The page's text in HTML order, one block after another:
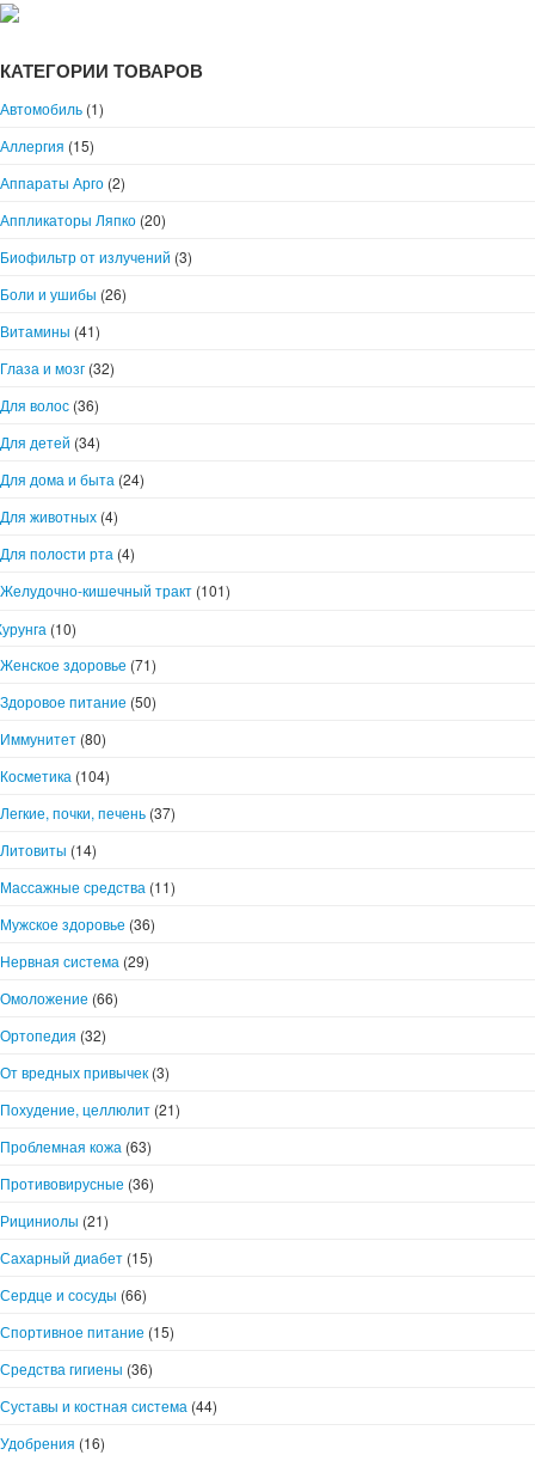
КАТЕГОРИИ ТОВАРОВ
Автомобиль (1)
Аллергия (15)
Аппараты Арго (2)
Аппликаторы Ляпко (20)
Биофильтр от излучений (3)
Боли и ушибы (26)
Витамины (41)
Глаза и мозг (32)
Для волос (36)
Для детей (34)
Для дома и быта (24)
Для животных (4)
Для полости рта (4)
Желудочно-кишечный тракт (101)
(10)
Женское здоровье (71)
Здоровое питание (50)
Иммунитет (80)
Косметика (104)
Легкие, почки, печень (37)
Литовиты (14)
Массажные средства (11)
Мужское здоровье (36)
Нервная система (29)
Омоложение (66)
Ортопедия (32)
От вредных привычек (3)
Похудение, целлюлит (21)
Проблемная кожа (63)
Противовирусные (36)
Рициниолы (21)
Сахарный диабет (15)
Сердце и сосуды (66)
Спортивное питание (15)
Средства гигиены (36)
Суставы и костная система (44)
Удобрения (16)